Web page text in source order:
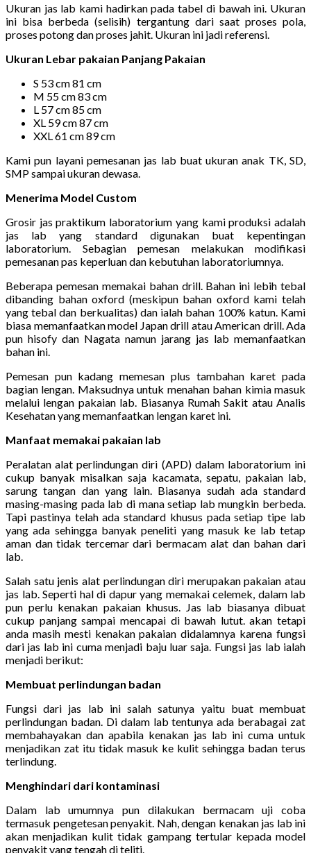
Ukuran jas lab kami hadirkan pada tabel di bawah ini. Ukuran
ini bisa berbeda (selisih) tergantung dari saat proses pola,
proses potong dan proses jahit. Ukuran ini jadi referensi.
Ukuran Lebar pakaian Panjang Pakaian
S 53 cm 81 cm
M 55 cm 83 cm
L 57 cm 85 cm
XL 59 cm 87 cm
XXL 61 cm 89 cm
Kami pun layani pemesanan jas lab buat ukuran anak TK, SD,
SMP sampai ukuran dewasa.
Menerima Model Custom
Grosir jas praktikum laboratorium yang kami produksi adalah
jas lab yang standard digunakan buat kepentingan
laboratorium. Sebagian pemesan melakukan modifikasi
pemesanan pas keperluan dan kebutuhan laboratoriumnya.
Beberapa pemesan memakai bahan drill. Bahan ini lebih tebal
dibanding bahan oxford (meskipun bahan oxford kami telah
yang tebal dan berkualitas) dan ialah bahan 100% katun. Kami
biasa memanfaatkan model Japan drill atau American drill. Ada
pun hisofy dan Nagata namun jarang jas lab memanfaatkan
bahan ini.
Pemesan pun kadang memesan plus tambahan karet pada
bagian lengan. Maksudnya untuk menahan bahan kimia masuk
melalui lengan pakaian lab. Biasanya Rumah Sakit atau Analis
Kesehatan yang memanfaatkan lengan karet ini.
Manfaat memakai pakaian lab
Peralatan alat perlindungan diri (APD) dalam laboratorium ini
cukup banyak misalkan saja kacamata, sepatu, pakaian lab,
sarung tangan dan yang lain. Biasanya sudah ada standard
masing-masing pada lab di mana setiap lab mungkin berbeda.
Tapi pastinya telah ada standard khusus pada setiap tipe lab
yang ada sehingga banyak peneliti yang masuk ke lab tetap
aman dan tidak tercemar dari bermacam alat dan bahan dari
lab.
Salah satu jenis alat perlindungan diri merupakan pakaian atau
jas lab. Seperti hal di dapur yang memakai celemek, dalam lab
pun perlu kenakan pakaian khusus. Jas lab biasanya dibuat
cukup panjang sampai mencapai di bawah lutut. akan tetapi
anda masih mesti kenakan pakaian didalamnya karena fungsi
dari jas lab ini cuma menjadi baju luar saja. Fungsi jas lab ialah
menjadi berikut:
Membuat perlindungan badan
Fungsi dari jas lab ini salah satunya yaitu buat membuat
perlindungan badan. Di dalam lab tentunya ada berabagai zat
membahayakan dan apabila kenakan jas lab ini cuma untuk
menjadikan zat itu tidak masuk ke kulit sehingga badan terus
terlindung.
Menghindari dari kontaminasi
Dalam lab umumnya pun dilakukan bermacam uji coba
termasuk pengetesan penyakit. Nah, dengan kenakan jas lab ini
akan menjadikan kulit tidak gampang tertular kepada model
penyakit yang tengah di teliti.